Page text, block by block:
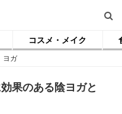
コスメ・メイク
ヨガ
果のある陰ヨガと